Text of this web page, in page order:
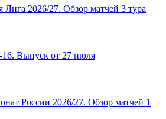
Лига 2026/27. Обзор матчей 3 тура
Выпуск от 27 июля
России 2026/27. Обзор матчей 1